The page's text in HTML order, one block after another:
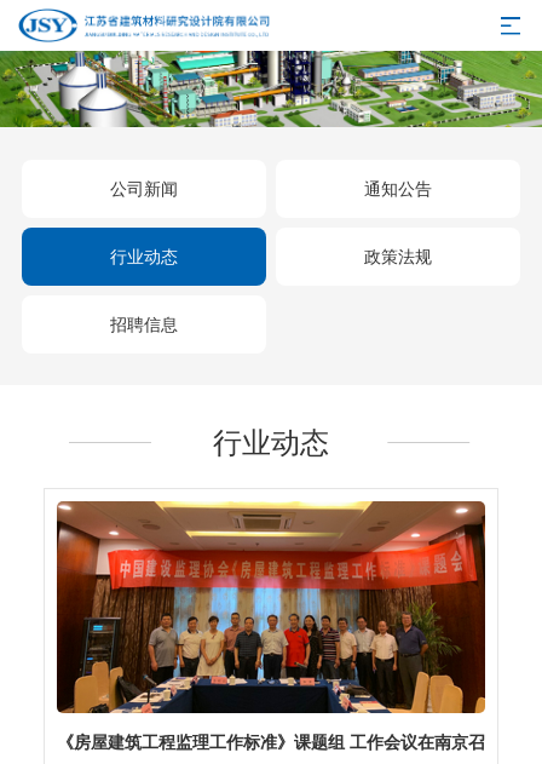
公司新闻 通知公告
行业动态 政策法规
招聘信息
行业动态
《房屋建筑工程监理工作标准》课题组 工作会议在南京召